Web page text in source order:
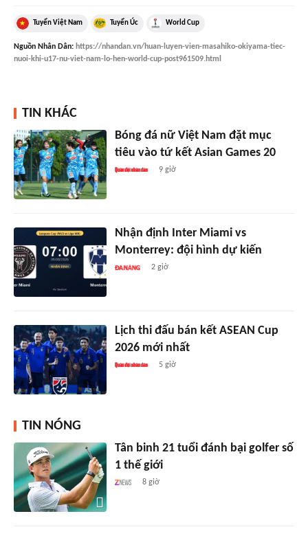
Tuyển Việt Nam Tuyển Úc World Cup
Nguồn Nhân Dân: https://nhandan.vn/huan-luyen-vien-masahiko-okiyama-tiec-
nuoi-khi-u17-nu-viet-nam-lo-hen-world-cup-post961509.html
TIN KHÁC
Bóng đá nữ Việt Nam đặt mục
tiêu vào tứ kết Asian Games 20
9 giờ
Nhận định Inter Miami vs
Monterrey: đội hình dự kiến
2 giờ
Lịch thi đấu bán kết ASEAN Cup
2026 mới nhất
5 giờ
TIN NÓNG
Tân binh 21 tuổi đánh bại golfer số
1 thế giới
8 giờ